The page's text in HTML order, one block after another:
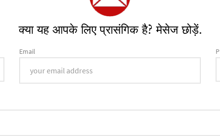
क्या यह आपके लिए प्रासंगिक है? मेसेज छोड़ें.
Email